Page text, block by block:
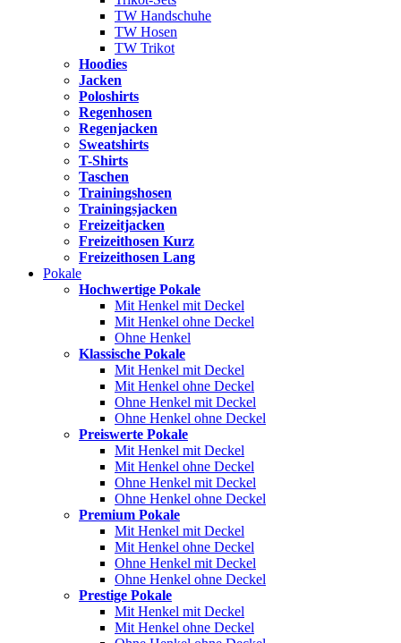
TW Handschuhe
TW Hosen
TW Trikot
Hoodies
Jacken
Poloshirts
Regenhosen
Regenjacken
Sweatshirts
T-Shirts
Taschen
Trainingshosen
Trainingsjacken
Freizeitjacken
Freizeithosen Kurz
Freizeithosen Lang
Pokale
Hochwertige Pokale
Mit Henkel mit Deckel
Mit Henkel ohne Deckel
Ohne Henkel
Klassische Pokale
Mit Henkel mit Deckel
Mit Henkel ohne Deckel
Ohne Henkel mit Deckel
Ohne Henkel ohne Deckel
Preiswerte Pokale
Mit Henkel mit Deckel
Mit Henkel ohne Deckel
Ohne Henkel mit Deckel
Ohne Henkel ohne Deckel
Premium Pokale
Mit Henkel mit Deckel
Mit Henkel ohne Deckel
Ohne Henkel mit Deckel
Ohne Henkel ohne Deckel
Prestige Pokale
Mit Henkel mit Deckel
Mit Henkel ohne Deckel